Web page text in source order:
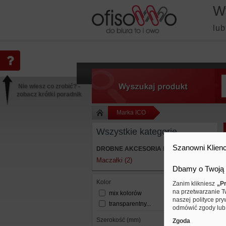
Marka ICO
Wszystkie kategorie
DROBNE AKCESORIA BIUROWE
Maczałki (2)
kolor
mix kolorów
transparentny...
szerokość (mm)
Nie wiesz co zrobić? -
zobacz krótki poradnik
Szanowni
Dbamy o
Zanim klikniesz
na przetwarzanie
naszej polityce
odmówić zgody
Zgoda